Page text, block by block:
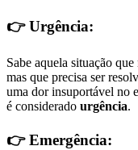
👉 Urgência:
Sabe aquela situação
mas que precisa ser
uma dor insuportável no
é considerado urgência.
👉 Emergência: